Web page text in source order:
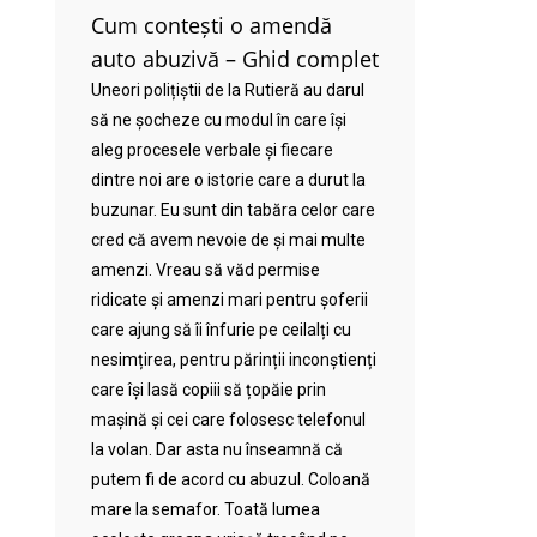
Cum contești o amendă
auto abuzivă – Ghid complet
Uneori polițiștii de la Rutieră au darul
să ne șocheze cu modul în care își
aleg procesele verbale și fiecare
dintre noi are o istorie care a durut la
buzunar. Eu sunt din tabăra celor care
cred că avem nevoie de și mai multe
amenzi. Vreau să văd permise
ridicate și amenzi mari pentru șoferii
care ajung să îi înfurie pe ceilalți cu
nesimțirea, pentru părinții inconștienți
care își lasă copiii să țopăie prin
mașină și cei care folosesc telefonul
la volan. Dar asta nu înseamnă că
putem fi de acord cu abuzul. Coloană
mare la semafor. Toată lumea